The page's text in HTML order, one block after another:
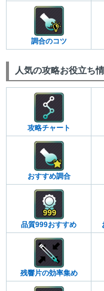
調合のコツ
人気の攻略お役立ち
攻略チャート
おすすめ調合
品質999おすすめ
残響片の効率集め